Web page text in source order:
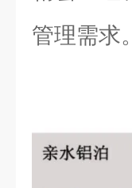
管理需求。